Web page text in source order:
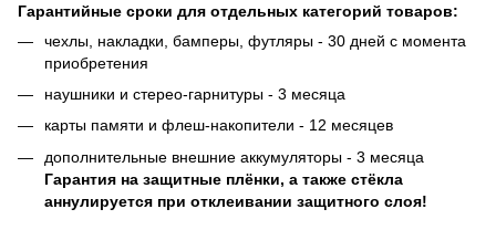
Гарантийные сроки для отдельных категорий товаров:
чехлы, накладки, бамперы, футляры - 30 дней с момента
приобретения
наушники и стерео-гарнитуры - 3 месяца
карты памяти и флеш-накопители - 12 месяцев
дополнительные внешние аккумуляторы - 3 месяца
Гарантия на защитные плёнки, а также стёкла
аннулируется при отклеивании защитного слоя!